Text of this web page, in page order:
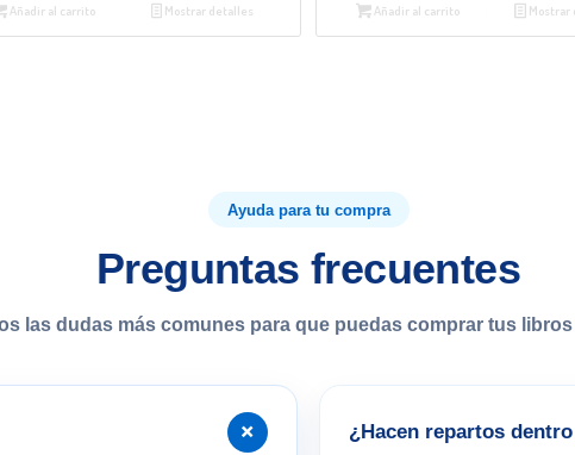
Añadir al carrito Mostrar detalles Añadir al carrito Mostrar
Ayuda para tu compra
Preguntas frecuentes
las dudas más comunes para que puedas comprar tus
+ ¿Hacen repartos